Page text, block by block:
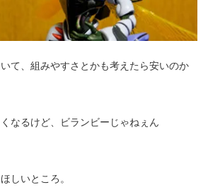
て、組みやすさとかも考えたら安いのか
なるけど、ビランビーじゃねぇん
しいところ。